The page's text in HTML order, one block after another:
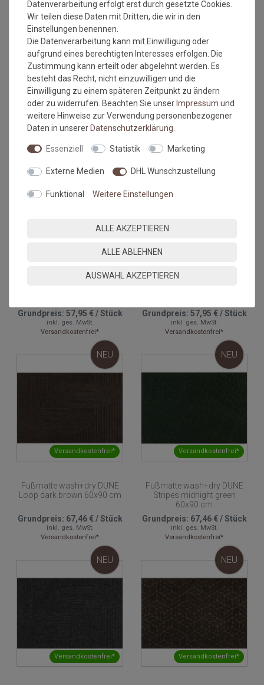
Versandkostenfrei*
Fussmatte wash+dry DUNE
Stripes dark brown 60x90
cm
Grundpreis:74,95 €/ Stück
inkl. ges. MwSt.
Versandkostenfrei*
Versandkostenfrei*
Fussmatte wash+dry eco
Duo Charcoal 60x90 cm
Grundpreis:57,95 € /Stück
inkl. ges. MwSt.
Versandkostenfrei*
Fussmatte wash+dry eco
Grundpreis: 57,95 €/Stück
inkl. ges. MwSt.
Versandkostenfrei*
Fussmatte wash+dry eco
Grundpreis: 57,95 €/Stück
inkl. ges. MwSt.
Versandkostenfrei*
Versandkostenfrei*
NEU
Fußmatte wash+dry DUNE
Loop dark brown 60x90 cm
Grundpreis: 67,46 €/Stück
inkl. ges. MwSt.
Versandkostenfrei*
Versandkostenfrei*
NEU
Fußmatte wash+dry DUNE
Stripes midnight green
60x90 cm
Grundpreis: 67,46 €/Stück
inkl. ges. MwSt.
Versandkostenfrei*
Versandkostenfrei*
NEU
Versandkostenfrei*
NEU
Datenverarbeitung erfolgt erst durch gesetzte Cookies.
Wir teilen diese Daten mit Dritten, die wir in den
Einstellungen benennen.
Die Datenverarbeitung kann mit Einwilligung oder
aufgrund eines berechtigten Interesses erfolgen. Die
Zustimmung kann erteilt oder abgelehnt werden. Es
besteht das Recht, nicht einzuwilligen und die
Einwilligung zu einem späteren Zeitpunkt zu ändern
oder zu widerrufen. Beachten Sie unserImpressum und
weitere Hinweise zur Verwendung personenbezogener
Daten in unsererDaten­schutz­erklärung
Essenziell Statistik Marketing
Externe Medien DHL Wunschzustellung
Funktional Weitere Einstellungen
ALLE AKZEPTIEREN
ALLE ABLEHNEN
AUSWAHL AKZEPTIEREN